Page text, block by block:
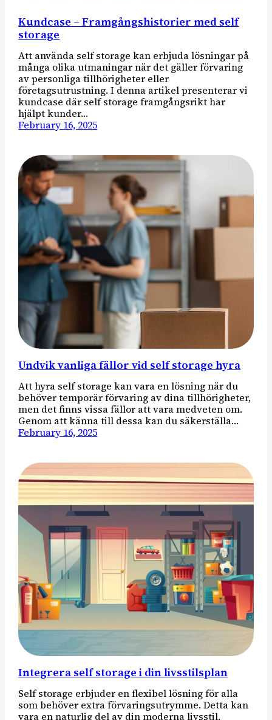
Kundcase – Framgångshistorier med self
storage
Att använda self storage kan erbjuda lösningar på
många olika utmaningar när det gäller förvaring
av personliga tillhörigheter eller
företagsutrustning. I denna artikel presenterar vi
kundcase där self storage framgångsrikt har
hjälpt kunder…
February 16, 2025
Undvik vanliga fällor vid self storage hyra
Att hyra self storage kan vara en lösning när du
behöver temporär förvaring av dina tillhörigheter,
men det finns vissa fällor att vara medveten om.
Genom att känna till dessa kan du säkerställa…
February 16, 2025
Integrera self storage i din livsstilsplan
Self storage erbjuder en flexibel lösning för alla
som behöver extra förvaringsutrymme. Detta kan
vara en naturlig del av din moderna livsstil,